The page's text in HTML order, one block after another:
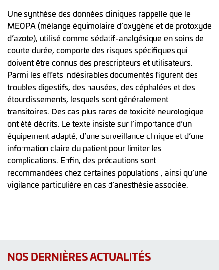
Une synthèse des données cliniques rappelle que le
MEOPA (mélange équimolaire d’oxygène et de protoxyde
d’azote), utilisé comme sédatif-analgésique en soins de
courte durée, comporte des risques spécifiques qui
doivent être connus des prescripteurs et utilisateurs.
Parmi les effets indésirables documentés figurent des
troubles digestifs, des nausées, des céphalées et des
étourdissements, lesquels sont généralement
transitoires. Des cas plus rares de toxicité neurologique
ont été décrits. Le texte insiste sur l’importance d’un
équipement adapté, d’une surveillance clinique et d’une
information claire du patient pour limiter les
complications. Enfin, des précautions sont
recommandées chez certaines populations , ainsi qu’une
vigilance particulière en cas d’anesthésie associée.
NOS DERNIÈRES ACTUALITÉS